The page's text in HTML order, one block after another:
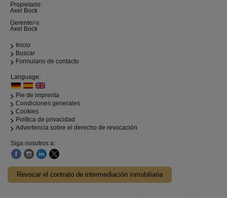
Propietario:
Axel Bock
Gerente/-s:
Axel Bock
Inicio
Buscar
Formulario de contacto
Language:
Pie de imprenta
Condiciones generales
Cookies
Política de privacidad
Advertencia sobre el derecho de revocación
Siga nosotros a:
Revocar el contrato de intermediación inmobiliaria